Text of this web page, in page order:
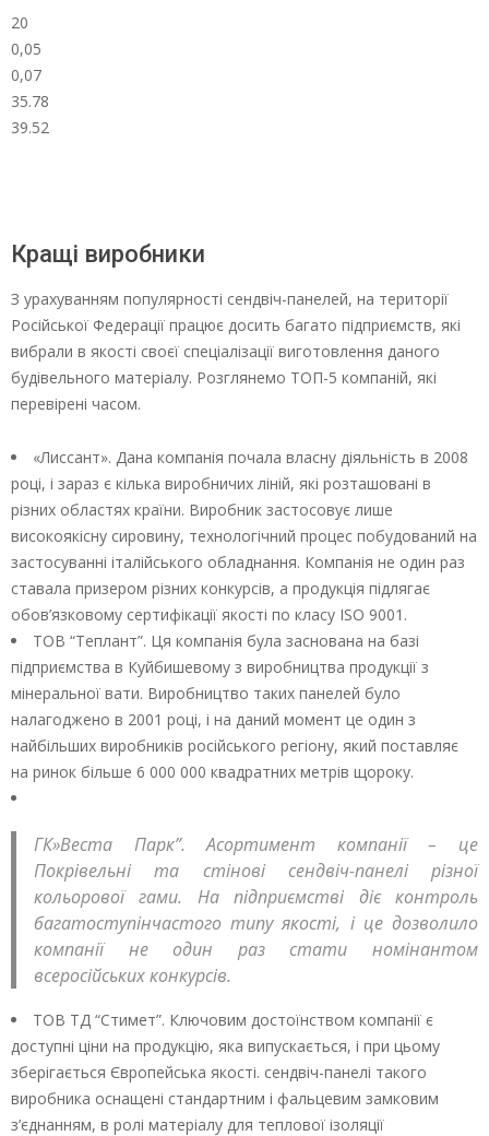
20
0,05
0,07
35.78
39.52
Кращі виробники
З урахуванням популярності сендвіч-панелей, на території
Російської Федерації працює досить багато підприємств, які
вибрали в якості своєї спеціалізації виготовлення даного
будівельного матеріалу. Розглянемо ТОП-5 компаній, які
перевірені часом.
«Лиссант». Дана компанія почала власну діяльність в 2008
році, і зараз є кілька виробничих ліній, які розташовані в
різних областях країни. Виробник застосовує лише
високоякісну сировину, технологічний процес побудований на
застосуванні італійського обладнання. Компанія не один раз
ставала призером різних конкурсів, а продукція підлягає
обов’язковому сертифікації якості по класу ІЅО 9001.
ТОВ “Теплант”. Ця компанія була заснована на базі
підприємства в Куйбишевому з виробництва продукції з
мінеральної вати. Виробництво таких панелей було
налагоджено в 2001 році, і на даний момент це один з
найбільших виробників російського регіону, який поставляє
на ринок більше 6 000 000 квадратних метрів щороку.
ГК»Веста Парк”. Асортимент компанії – це
Покрівельні та стінові сендвіч-панелі різної
кольорової гами. На підприємстві діє контроль
багатоступінчастого типу якості, і це дозволило
компанії не один раз стати номінантом
всеросійських конкурсів.
ТОВ ТД “Стимет”. Ключовим достоїнством компанії є
доступні ціни на продукцію, яка випускається, і при цьому
зберігається Європейська якості. сендвіч-панелі такого
виробника оснащені стандартним і фальцевим замковим
з’єднанням, в ролі матеріалу для теплової ізоляції